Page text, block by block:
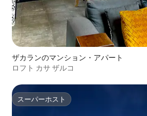
ザカランのマンション・アパート
ロフト カサ ザルコ
スーパーホスト
スーパーホスト